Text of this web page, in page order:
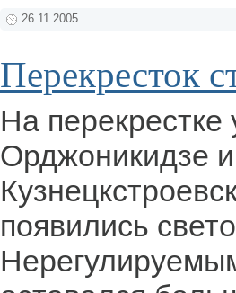
26.11.2005
Перекресток
На перекрестке
Орджоникидзе
появились